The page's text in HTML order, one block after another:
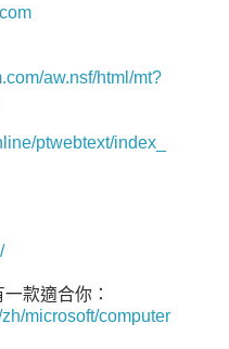
aw.nsf/html/mt?
ptwebtext/index_
款適合你：
microsoft/computer